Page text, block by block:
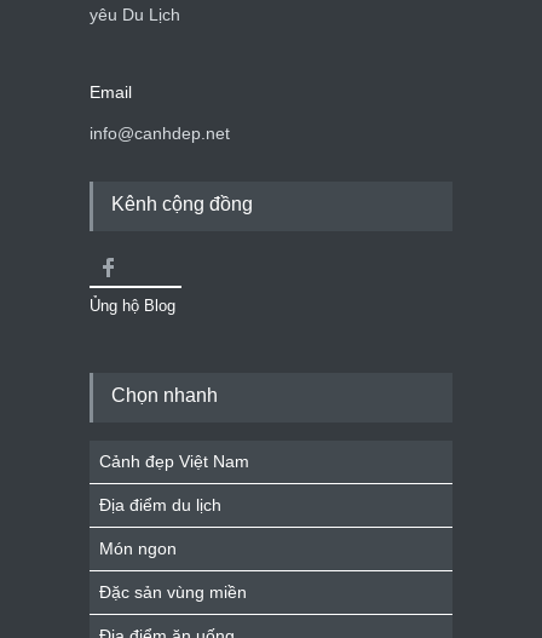
yêu Du Lịch
Email
info@canhdep.net
Kênh cộng đồng
Ủng hộ Blog
Chọn nhanh
Cảnh đẹp Việt Nam
Địa điểm du lịch
Món ngon
Đặc sản vùng miền